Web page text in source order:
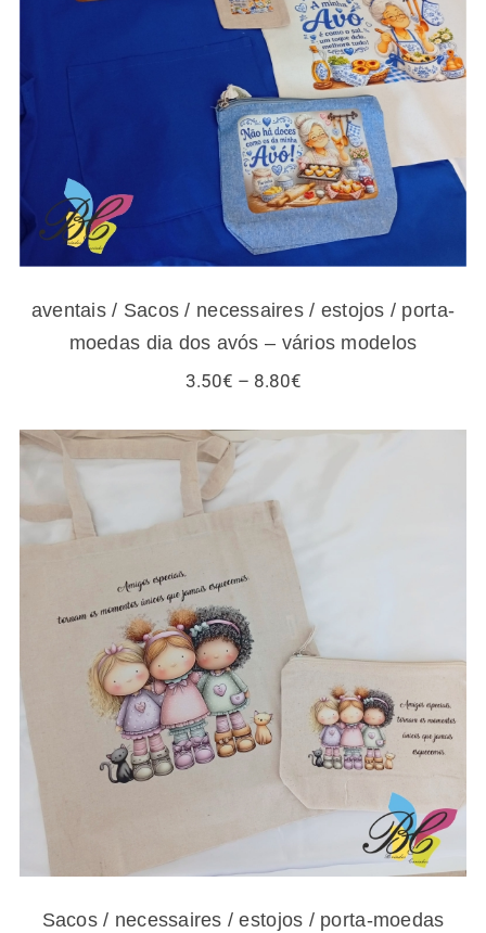
aventais / Sacos / necessaires / estojos /
porta-moedas dia dos avós – vários modelos
aventais / Sacos / necessaires / estojos / porta-
moedas dia dos avós – vários modelos
3.50€ – 8.80€Price
Sacos / necessaires / estojos / porta-
moedas para amigas e gatos – vários
modelos
Sacos / necessaires / estojos / porta-moedas